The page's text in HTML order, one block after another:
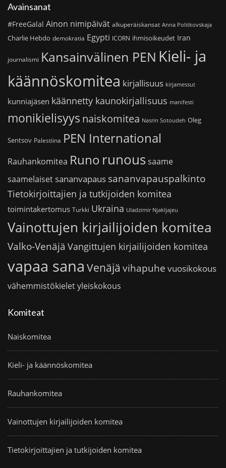
Avainsanat
#FreeGalal Ainon nimipäivät alkuperäiskansat Anna Politkovskaja
Charlie Hebdo demokratia Egypti ICORN ihmisoikeudet Iran
journalismi Kansainvälinen PEN Kieli- ja
käännöskomitea kirjallisuus kirjamessut
kunniajäsen käännetty kaunokirjallisuus manifesti
monikielisyys naiskomitea Nasrin Sotoudeh Oleg
Sentsov Palestiina PEN International
Rauhankomitea Runo runoussaame
saamelaiset sananvapaus sananvapauspalkinto
Tietokirjoittajien ja tutkijoiden komitea
toimintakertomus Turkki Ukraina Uladzimir Njakljajeu
Vainottujen kirjailijoiden komitea
Valko-Venäjä Vangittujen kirjailijoiden komitea
vapaa sana Venäjä vihapuhe vuosikokous
vähemmistökieletyleiskokous
Komiteat
Naiskomitea
Kieli- ja käännöskomitea
Rauhankomitea
Vainottujen kirjailijoiden komitea
Tietokirjoittajien ja tutkijoiden komitea